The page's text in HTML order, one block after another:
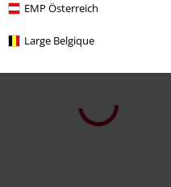
EMP Österreich
Large Belgique